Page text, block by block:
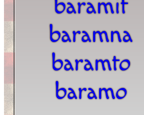
baramit
baramna
baramto
baramo